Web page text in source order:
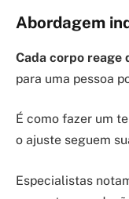
Abordagem
Cada corpo reage
para uma pessoa
É como fazer um
o ajuste seguem
Especialistas